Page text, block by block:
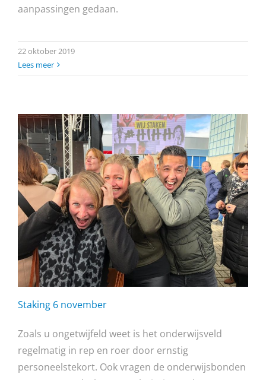
aanpassingen gedaan.
22 oktober 2019
Lees meer
Staking 6 november
Zoals u ongetwijfeld weet is het onderwijsveld
regelmatig in rep en roer door ernstig
personeelstekort. Ook vragen de onderwijsbonden